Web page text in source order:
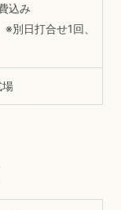
込み
日打合せ1回、
場